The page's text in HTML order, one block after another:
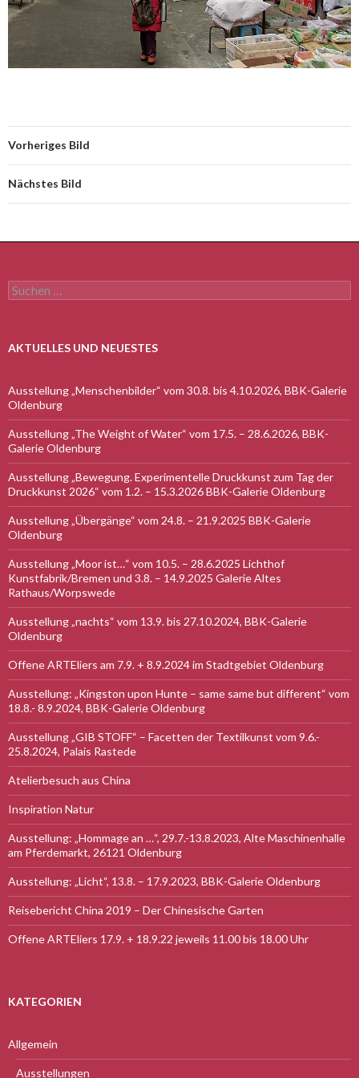
Vorheriges Bild
Nächstes Bild
Suchen
nach:
AKTUELLES UND NEUESTES
Ausstellung „Menschenbilder“ vom 30.8. bis 4.10.2026, BBK-Galerie
Oldenburg
Ausstellung „The Weight of Water“ vom 17.5. – 28.6.2026, BBK-
Galerie Oldenburg
Ausstellung „Bewegung. Experimentelle Druckkunst zum Tag der
Druckkunst 2026“ vom 1.2. – 15.3.2026 BBK-Galerie Oldenburg
Ausstellung „Übergänge“ vom 24.8. – 21.9.2025 BBK-Galerie
Oldenburg
Ausstellung „Moor ist…“ vom 10.5. – 28.6.2025 Lichthof
Kunstfabrik/Bremen und 3.8. – 14.9.2025 Galerie Altes
Rathaus/Worpswede
Ausstellung „nachts“ vom 13.9. bis 27.10.2024, BBK-Galerie
Oldenburg
Offene ARTEliers am 7.9. + 8.9.2024 im Stadtgebiet Oldenburg
Ausstellung: „Kingston upon Hunte – same same but different“ vom
18.8.- 8.9.2024, BBK-Galerie Oldenburg
Ausstellung „GIB STOFF“ – Facetten der Textilkunst vom 9.6.-
25.8.2024, Palais Rastede
Atelierbesuch aus China
Inspiration Natur
Ausstellung: „Hommage an …“, 29.7.-13.8.2023, Alte Maschinenhalle
am Pferdemarkt, 26121 Oldenburg
Ausstellung: „Licht“, 13.8. – 17.9.2023, BBK-Galerie Oldenburg
Reisebericht China 2019 – Der Chinesische Garten
Offene ARTEliers 17.9. + 18.9.22 jeweils 11.00 bis 18.00 Uhr
KATEGORIEN
Allgemein
Ausstellungen